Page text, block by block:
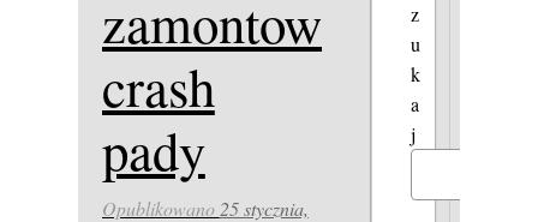
zamontować
crash
pady
Opublikowano 25 stycznia,
z
u
k
a
j